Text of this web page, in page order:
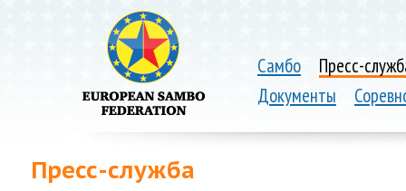
Самбо
Пресс-
Документы
Пресс-служба